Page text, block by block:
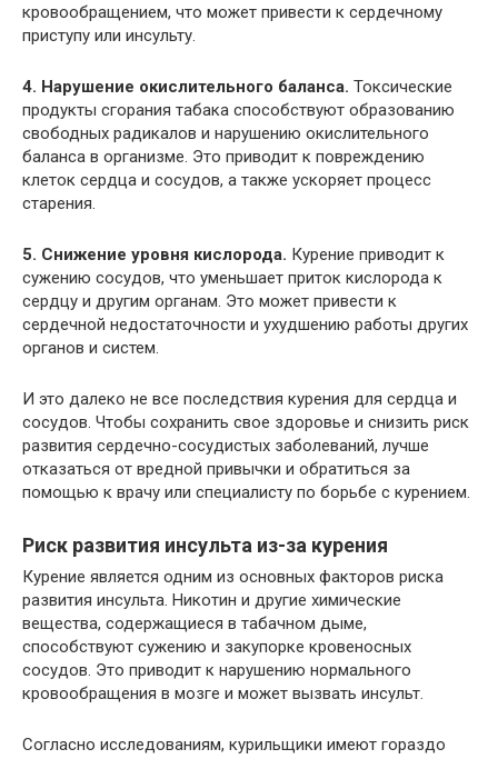
кровообращением, что может привести к сердечному
приступу или инсульту.
4. Нарушение окислительного баланса. Токсические
продукты сгорания табака способствуют образованию
свободных радикалов и нарушению окислительного
баланса в организме. Это приводит к повреждению
клеток сердца и сосудов, а также ускоряет процесс
старения.
5. Снижение уровня кислорода. Курение приводит к
сужению сосудов, что уменьшает приток кислорода к
сердцу и другим органам. Это может привести к
сердечной недостаточности и ухудшению работы других
органов и систем.
И это далеко не все последствия курения для сердца и
сосудов. Чтобы сохранить свое здоровье и снизить риск
развития сердечно-сосудистых заболеваний, лучше
отказаться от вредной привычки и обратиться за
помощью к врачу или специалисту по борьбе с курением.
Риск развития инсульта из-за курения
Курение является одним из основных факторов риска
развития инсульта. Никотин и другие химические
вещества, содержащиеся в табачном дыме,
способствуют сужению и закупорке кровеносных
сосудов. Это приводит к нарушению нормального
кровообращения в мозге и может вызвать инсульт.
Согласно исследованиям, курильщики имеют гораздо